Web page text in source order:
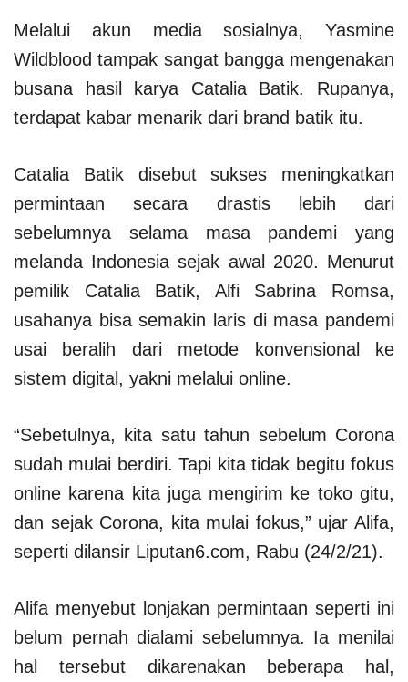
Melalui akun media sosialnya, Yasmine
Wildblood tampak sangat bangga mengenakan
busana hasil karya Catalia Batik. Rupanya,
terdapat kabar menarik dari brand batik itu.
Catalia Batik disebut sukses meningkatkan
permintaan secara drastis lebih dari
sebelumnya selama masa pandemi yang
melanda Indonesia sejak awal 2020. Menurut
pemilik Catalia Batik, Alfi Sabrina Romsa,
usahanya bisa semakin laris di masa pandemi
usai beralih dari metode konvensional ke
sistem digital, yakni melalui online.
“Sebetulnya, kita satu tahun sebelum Corona
sudah mulai berdiri. Tapi kita tidak begitu fokus
online karena kita juga mengirim ke toko gitu,
dan sejak Corona, kita mulai fokus,” ujar Alifa,
seperti dilansir Liputan6.com, Rabu (24/2/21).
Alifa menyebut lonjakan permintaan seperti ini
belum pernah dialami sebelumnya. Ia menilai
hal tersebut dikarenakan beberapa hal,